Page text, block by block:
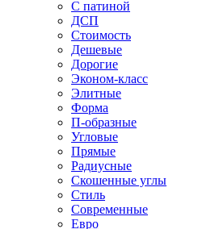
С патиной
ДСП
Стоимость
Дешевые
Дорогие
Эконом-класс
Элитные
Форма
П-образные
Угловые
Прямые
Радиусные
Скошенные углы
Стиль
Современные
Евро